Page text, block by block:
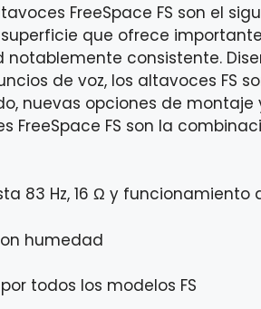
FreeSpace FS son el
que ofrece
consistente.
de voz, los altavoces FS
nuevas opciones de
FS son la
83 Hz, 16 Ω y funcionamiento
humedad
todos los modelos FS